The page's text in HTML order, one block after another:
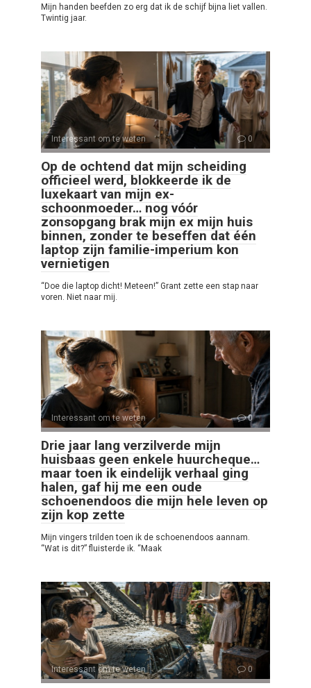
Mijn handen beefden zo erg dat ik de schijf bijna liet vallen.
Twintig jaar.
Interessant om te weten 0
Op de ochtend dat mijn scheiding
officieel werd, blokkeerde ik de
luxekaart van mijn ex-
schoonmoeder… nog vóór
zonsopgang brak mijn ex mijn huis
binnen, zonder te beseffen dat één
laptop zijn familie-imperium kon
vernietigen
“Doe die laptop dicht! Meteen!” Grant zette een stap naar
voren. Niet naar mij.
Interessant om te weten 0
Drie jaar lang verzilverde mijn
huisbaas geen enkele huurcheque…
maar toen ik eindelijk verhaal ging
halen, gaf hij me een oude
schoenendoos die mijn hele leven op
zijn kop zette
Mijn vingers trilden toen ik de schoenendoos aannam.
“Wat is dit?” fluisterde ik. “Maak
Interessant om te weten 0